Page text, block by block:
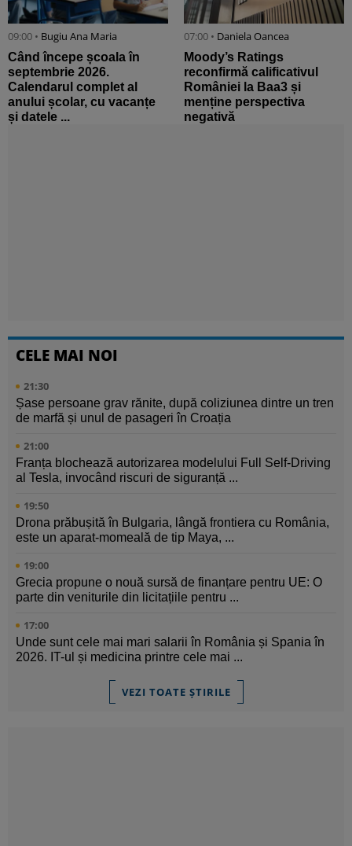
09:00 • Bugiu ⁠Ana Maria
Când începe școala în
septembrie 2026.
Calendarul complet al
anului școlar, cu vacanțe
și datele ...
07:00 • Daniela Oancea
Moody’s Ratings
reconfirmă calificativul
României la Baa3 și
menține perspectiva
negativă
CELE MAI NOI
21:30
Șase persoane grav rănite, după coliziunea dintre un tren
de marfă și unul de pasageri în Croația
21:00
Franța blochează autorizarea modelului Full Self-Driving
al Tesla, invocând riscuri de siguranță ...
19:50
Drona prăbușită în Bulgaria, lângă frontiera cu România,
este un aparat-momeală de tip Maya, ...
19:00
Grecia propune o nouă sursă de finanțare pentru UE: O
parte din veniturile din licitațiile pentru ...
17:00
Unde sunt cele mai mari salarii în România și Spania în
2026. IT-ul și medicina printre cele mai ...
VEZI TOATE ȘTIRILE